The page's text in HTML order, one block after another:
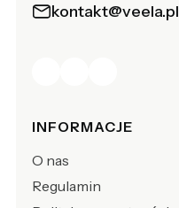
kontakt@veela.pl
Linki w stopce
INFORMACJE
O nas
Regulamin